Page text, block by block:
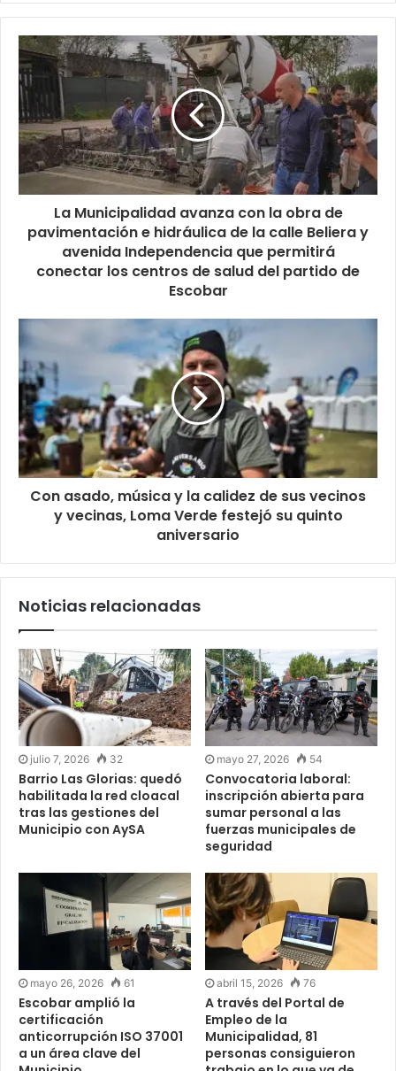
La Municipalidad avanza con la obra de
pavimentación e hidráulica de la calle Beliera y
avenida Independencia que permitirá
conectar los centros de salud del partido de
Escobar
Con asado, música y la calidez de sus vecinos
y vecinas, Loma Verde festejó su quinto
aniversario
Noticias relacionadas
julio 7, 2026 32
Barrio Las Glorias: quedó
habilitada la red cloacal
tras las gestiones del
Municipio con AySA
mayo 27, 2026 54
Convocatoria laboral:
inscripción abierta para
sumar personal a las
fuerzas municipales de
seguridad
mayo 26, 2026 61
Escobar amplió la
certificación
anticorrupción ISO 37001
a un área clave del
abril 15, 2026 76
A través del Portal de
Empleo de la
Municipalidad, 81
personas consiguieron